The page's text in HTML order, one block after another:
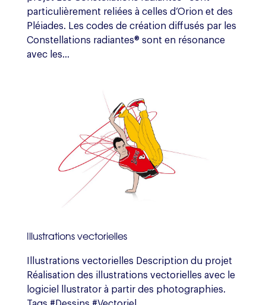
particulièrement reliées à celles d’Orion et des
Pléiades. Les codes de création diffusés par les
Constellations radiantes® sont en résonance
avec les...
Illustrations vectorielles
Illustrations vectorielles Description du projet
Réalisation des illustrations vectorielles avec le
logiciel llustrator à partir des photographies.